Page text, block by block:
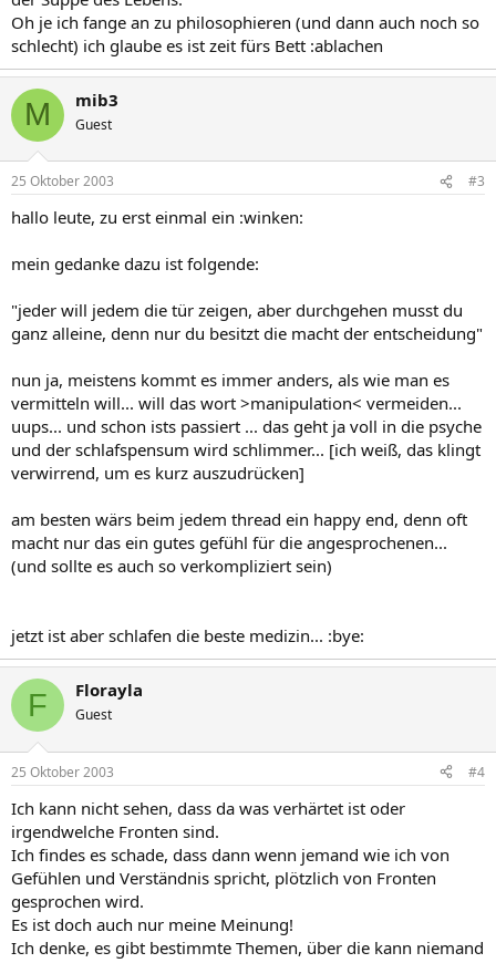
Oh je ich fange an zu philosophieren (und dann auch noch so
schlecht) ich glaube es ist zeit fürs Bett :ablachen
M mib3
Guest
25 Oktober 2003 #3
hallo leute, zu erst einmal ein :winken:
mein gedanke dazu ist folgende:
"jeder will jedem die tür zeigen, aber durchgehen musst du
ganz alleine, denn nur du besitzt die macht der entscheidung"
nun ja, meistens kommt es immer anders, als wie man es
vermitteln will... will das wort >manipulation< vermeiden...
uups... und schon ists passiert ... das geht ja voll in die psyche
und der schlafspensum wird schlimmer... [ich weiß, das klingt
verwirrend, um es kurz auszudrücken]
am besten wärs beim jedem thread ein happy end, denn oft
macht nur das ein gutes gefühl für die angesprochenen...
(und sollte es auch so verkompliziert sein)
jetzt ist aber schlafen die beste medizin... :bye:
F Florayla
Guest
25 Oktober 2003 #4
Ich kann nicht sehen, dass da was verhärtet ist oder
irgendwelche Fronten sind.
Ich findes es schade, dass dann wenn jemand wie ich von
Gefühlen und Verständnis spricht, plötzlich von Fronten
gesprochen wird.
Es ist doch auch nur meine Meinung!
Ich denke, es gibt bestimmte Themen, über die kann niemand